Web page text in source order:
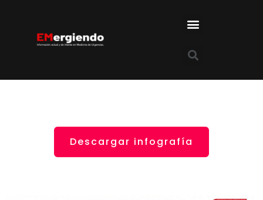
Descargar infografía